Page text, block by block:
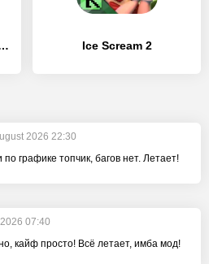
Побег из тюрьмы Ice Scream 2
2026 22:30
графике топчик, багов нет. Летает!
07:40
кайф просто! Всё летает, имба мод!